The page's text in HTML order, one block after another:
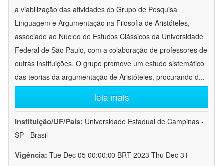
a viabilização das atividades do Grupo de Pesquisa
Linguagem e Argumentação na Filosofia de Aristóteles,
associado ao Núcleo de Estudos Clássicos da Universidade
Federal de São Paulo, com a colaboração de professores de
outras instituições. O grupo promove um estudo sistemático
das teorias da argumentação de Aristóteles, procurando d...
leia mais
Instituição/UF/País: Universidade Estadual de Campinas -
SP - Brasil
Vigência: Tue Dec 05 00:00:00 BRT 2023-Thu Dec 31